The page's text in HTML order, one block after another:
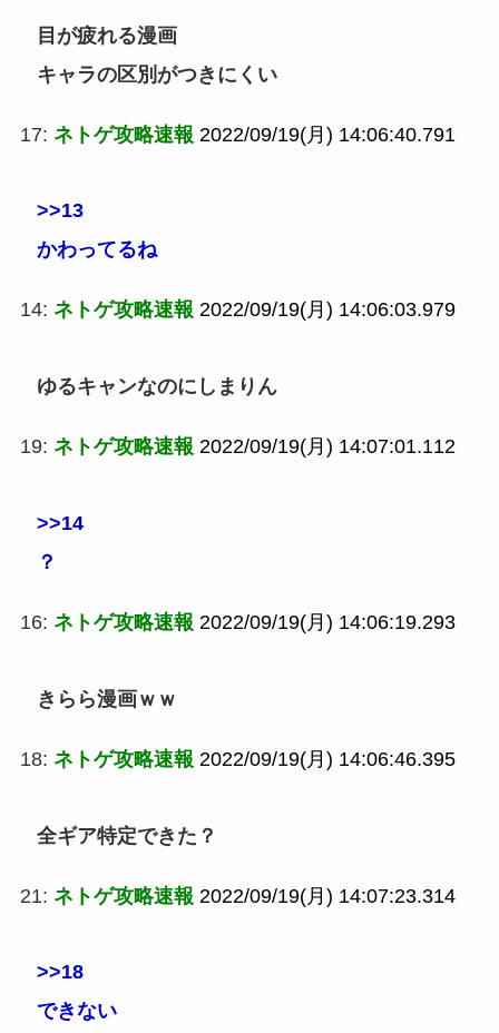
目が疲れる漫画
キャラの区別がつきにくい
17: ネトゲ攻略速報 2022/09/19(月) 14:06:40.791
>>13
かわってるね
14: ネトゲ攻略速報 2022/09/19(月) 14:06:03.979
ゆるキャンなのにしまりん
19: ネトゲ攻略速報 2022/09/19(月) 14:07:01.112
>>14
？
16: ネトゲ攻略速報 2022/09/19(月) 14:06:19.293
きらら漫画ｗｗ
18: ネトゲ攻略速報 2022/09/19(月) 14:06:46.395
全ギア特定できた？
21: ネトゲ攻略速報 2022/09/19(月) 14:07:23.314
>>18
できない